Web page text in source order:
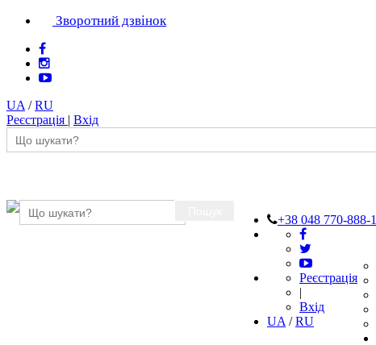
Зворотний дзвінок
UA /RU
Реєстрація | Вхід
+38 048 770-888-1
Реєстрація
|
Вхід
UA /RU